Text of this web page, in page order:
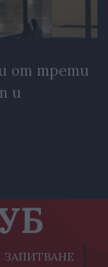
от трети
и
ЗАПИТВАНЕ